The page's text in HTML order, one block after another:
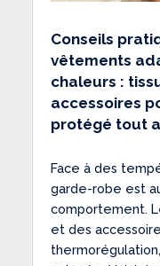
Conseils
vêtements
chaleurs :
accessoires
protégé tout
Face à des
garde-robe est
comportement.
et des